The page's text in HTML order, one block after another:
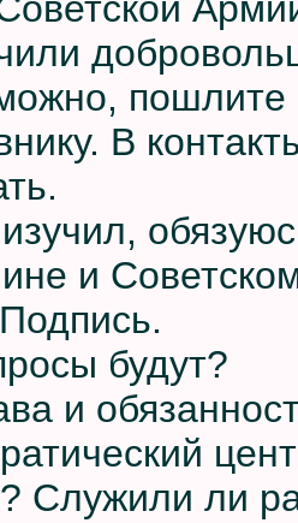
пошлите
В
и
будут?
и
Служили ли